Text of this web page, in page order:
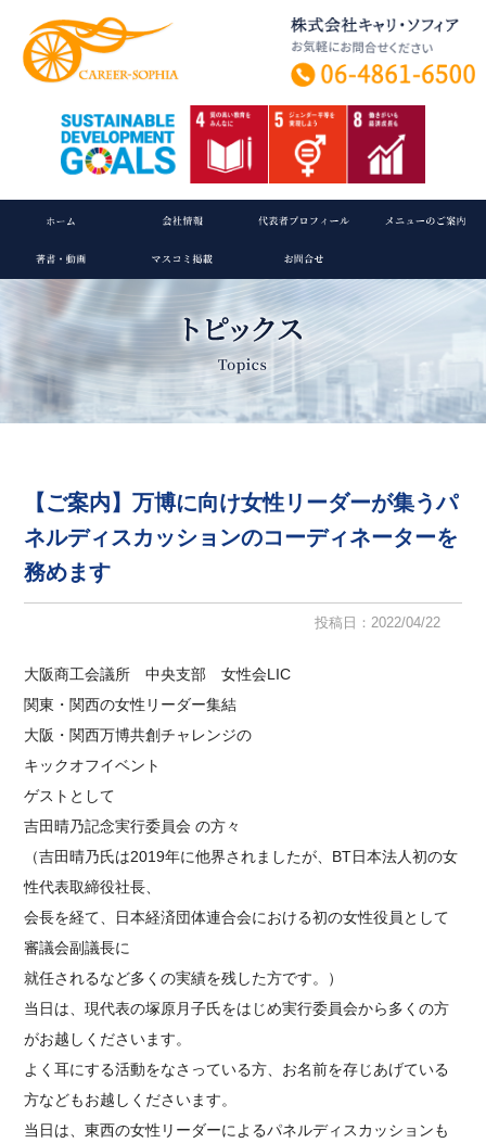
【ご案内】万博に向け女性リーダーが集うパ
ネルディスカッションのコーディネーターを
務めます
投稿日：2022/04/22
大阪商工会議所 中央支部 女性会LIC
関東・関西の女性リーダー集結
大阪・関西万博共創チャレンジの
キックオフイベント
ゲストとして
吉田晴乃記念実行委員会 の方々
（吉田晴乃氏は2019年に他界されましたが、BT日本法人初の女
性代表取締役社長、
会長を経て、日本経済団体連合会における初の女性役員として
審議会副議長に
就任されるなど多くの実績を残した方です。）
当日は、現代表の塚原月子氏をはじめ実行委員会から多くの方
がお越しくださいます。
よく耳にする活動をなさっている方、お名前を存じあげている
方などもお越しくださいます。
当日は、東西の女性リーダーによるパネルディスカッションも